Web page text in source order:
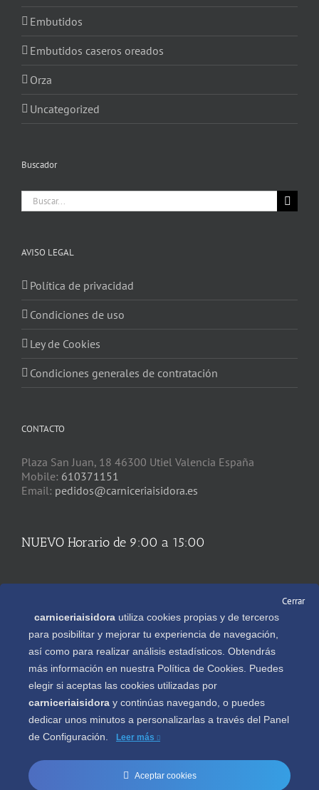
Embutidos
Embutidos caseros oreados
Orza
Uncategorized
Buscador
Buscar:
AVISO LEGAL
Política de privacidad
Condiciones de uso
Ley de Cookies
Condiciones generales de contratación
CONTACTO
Plaza San Juan, 18 46300 Utiel Valencia España
Mobile: 610371151
Email: pedidos@carniceriaisidora.es
NUEVO Horario de 9:00 a 15:00
Descargate gratis nuestra APP en
Cerrar
carniceriaisidora utiliza cookies propias y de terceros
para posibilitar y mejorar tu experiencia de navegación,
así como para realizar análisis estadísticos. Obtendrás
más información en nuestra Política de Cookies. Puedes
elegir si aceptas las cookies utilizadas por
carniceriaisidora y continúas navegando, o puedes
dedicar unos minutos a personalizarlas a través del Panel
de Configuración.
Leer más
Aceptar cookies